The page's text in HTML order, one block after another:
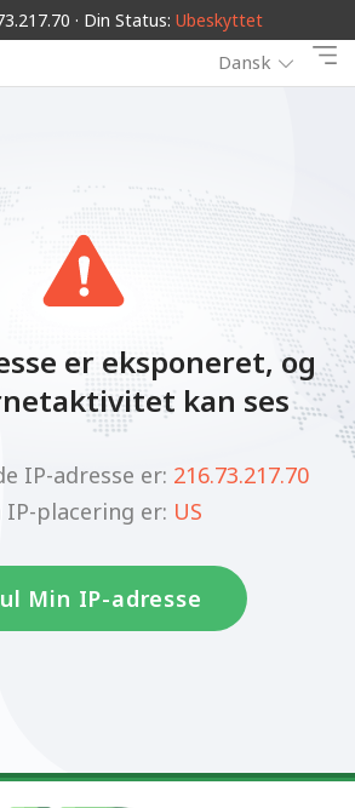
· Din Status: Ubeskyttet
Dansk
er eksponeret, og
kan ses
IP-adresse er: 216.73.217.70
IP-placering er: US
Min IP-adresse